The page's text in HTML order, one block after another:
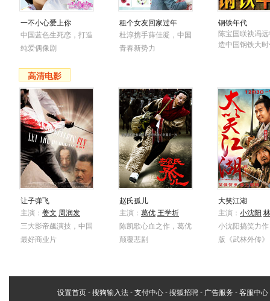
一不小心爱上你
中国蓝色生死恋，打造
纯爱偶像剧
租个女友回家过年
杜淳携手薛佳凝，中国
青春新势力
钢铁年代
陈宝国联袂冯
造中国钢铁大时
高清电影
让子弹飞
主演： 姜文 周润发
三大影帝飙演技，中国
最好商业片
赵氏孤儿
主演： 葛优 王学圻
陈凯歌心血之作，葛优
颠覆悲剧
大笑江湖
主演： 小沈阳
小沈阳搞笑力
版《武林外传》
设置首页 - 搜狗输入法 - 支付中心 - 搜狐招聘 - 广告服务 - 客服中心